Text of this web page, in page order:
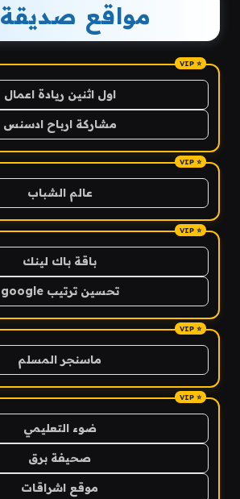
مواقع صديقة
اول اثنين ريادة اعمال
مشاركة ارباح ادسنس
عالم الشباب
باقة باك لينك
تحسين ترتيب google
ماسنجر المسلم
ضوء التعليمي
صحيفة برق
موقع اشراقات